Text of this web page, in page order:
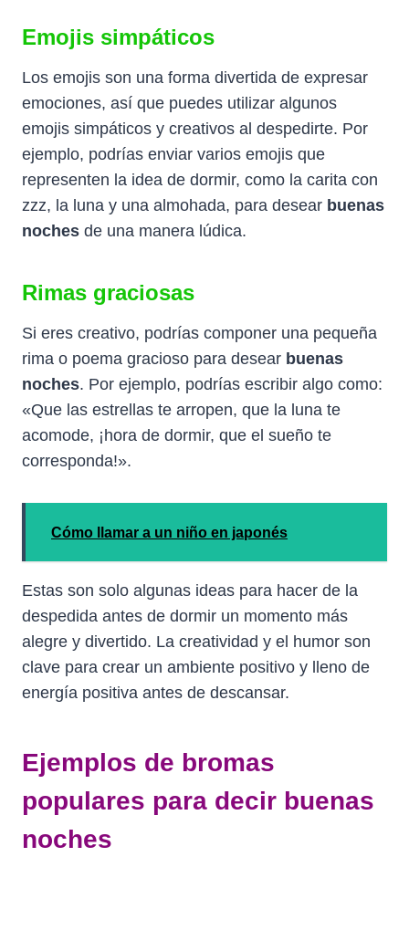
Emojis simpáticos
Los emojis son una forma divertida de expresar
emociones, así que puedes utilizar algunos
emojis simpáticos y creativos al despedirte. Por
ejemplo, podrías enviar varios emojis que
representen la idea de dormir, como la carita con
zzz, la luna y una almohada, para desear buenas
noches de una manera lúdica.
Rimas graciosas
Si eres creativo, podrías componer una pequeña
rima o poema gracioso para desear buenas
noches. Por ejemplo, podrías escribir algo como:
«Que las estrellas te arropen, que la luna te
acomode, ¡hora de dormir, que el sueño te
corresponda!».
Cómo llamar a un niño en japonés
Estas son solo algunas ideas para hacer de la
despedida antes de dormir un momento más
alegre y divertido. La creatividad y el humor son
clave para crear un ambiente positivo y lleno de
energía positiva antes de descansar.
Ejemplos de bromas
populares para decir buenas
noches